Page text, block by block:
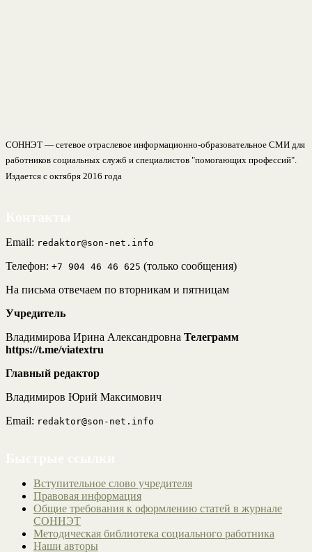
СОННЭТ — сетевое отраслевое информационно-образовательное СМИ для
работников социальных служб и специалистов "помогающих профессий".
Издается с октября 2016 года
Email: redaktor@son-net.info
Телефон: +7 904 46 46 625 (только сообщения)
На письма отвечаем по вторникам и пятницам
Учредитель
Владимирова Ирина Александровна Телеграмм
https://t.me/viatextru
Главный редактор
Владимиров Юрий Максимович
Email: redaktor@son-net.info
Вступительное слово учредителя
Правовая информация
Общие требования к оформлению статей в журнале
СОННЭТ
Методическая библиотека социального работника
Наши авторы